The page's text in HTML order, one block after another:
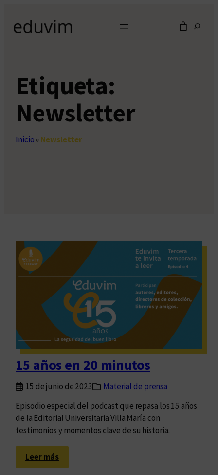
contenido
Etiqueta:
Newsletter
Inicio»Newsletter
15 años en 20 minutos
15 de junio de 2023
Material de prensa
Episodio especial del podcast que repasa los 15 años
de la Editorial Universitaria Villa María con
testimonios y momentos clave de su historia.
Leer más:
1